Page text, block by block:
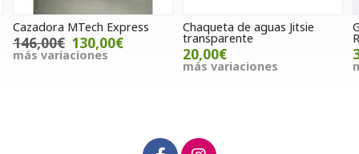
Chaqueta de aguas Jitsie
transparente
20,00€
Guantes FXR Reflex
Rojo/negro
36,00€
más variaciones